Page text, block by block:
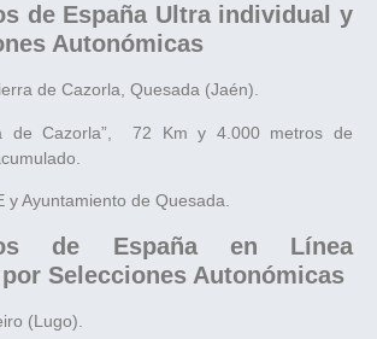
de España Ultra individual y
Autonómicas
de Cazorla, Quesada (Jaén).
de Cazorla”, 72 Km y 4.000 metros de
y Ayuntamiento de Quesada.
de España en Línea
Selecciones Autonómicas
(Lugo).